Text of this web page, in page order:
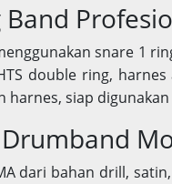
snare 1
double ring,
harnes, siap
dari bahan drill,